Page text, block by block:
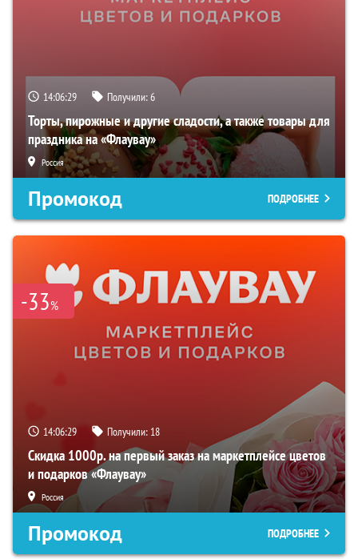
14:06:28 Получили:6
Торты, пирожные и другие сладости, а также товары для
праздника на «Флаувау»
Россия
Промокод ПОДРОБНЕЕ
-33%
14:06:28 Получили: 18
Скидка 1000р. на первый заказ на маркетплейсе цветов
и подарков «Флаувау»
Россия
Промокод ПОДРОБНЕЕ